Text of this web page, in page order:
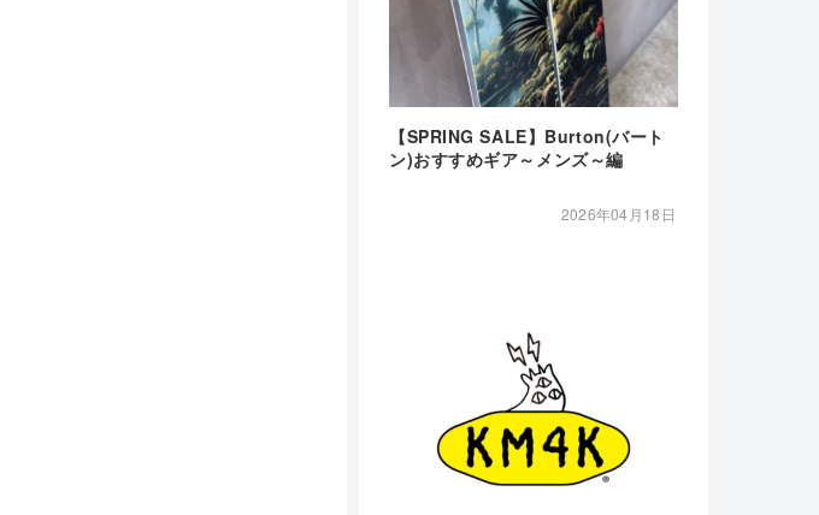
【SPRING SALE】Burton(バート
ン)おすすめギア～メンズ～編
2026年04月18日